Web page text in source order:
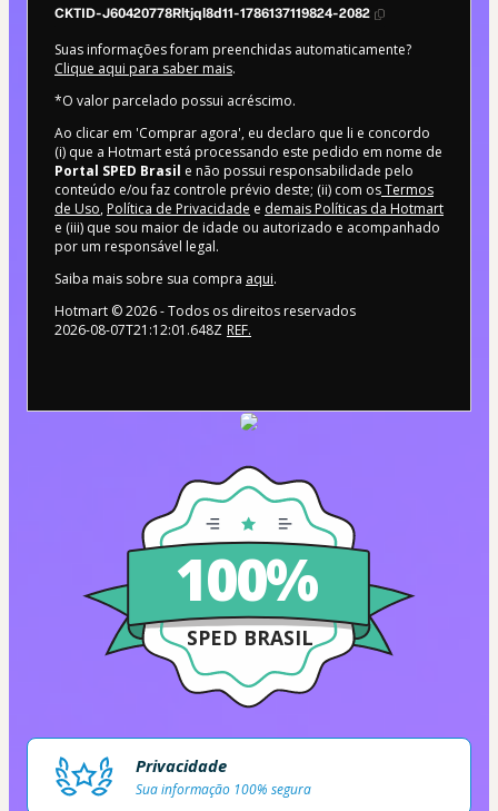
CKTID-J60420778Rltjql8d11-1786137119824-2082
Suas informações foram preenchidas automaticamente?
Clique aqui para saber mais.
*O valor parcelado possui acréscimo.
Ao clicar em 'Comprar agora', eu declaro que li e concordo
(i) que a Hotmart está processando este pedido em nome de
Portal SPED Brasil e não possui responsabilidade pelo
conteúdo e/ou faz controle prévio deste; (ii) com osTermos
de Uso, Política de Privacidade e demais Políticas da Hotmart
e (iii) que sou maior de idade ou autorizado e acompanhado
por um responsável legal.
Saiba mais sobre sua compra aqui.
Hotmart ©2026- Todos os direitos reservados
2026-08-07T21:12:01.648Z REF.
100%
SPED BRASIL
Privacidade
Sua informação 100% segura